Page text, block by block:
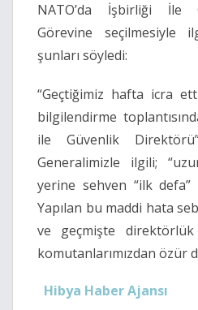
NATO’da İşbirliği İle
Görevine seçilmesiyle
şunları söyledi:
“Geçtiğimiz hafta icra
bilgilendirme
ile Güvenlik
Generalimizle ilgili;
yerine sehven “ilk defa”
Yapılan bu maddi hata
ve geçmişte
komutanlarımızdan özür
Hibya Haber Ajansı